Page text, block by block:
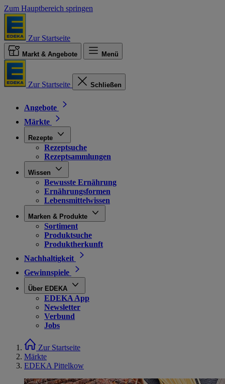
Zum Hauptbereich springen
Zur Startseite
Markt & Angebote Menü
Zur Startseite Schließen
Angebote
Märkte
Rezepte
Rezeptsuche
Rezeptsammlungen
Wissen
Bewusste Ernährung
Ernährungsformen
Lebensmittelwissen
Marken & Produkte
Sortiment
Produktsuche
Produktherkunft
Nachhaltigkeit
Gewinnspiele
Über EDEKA
EDEKA App
Newsletter
Verbund
Jobs
Zur Startseite
Märkte
EDEKA Pittelkow